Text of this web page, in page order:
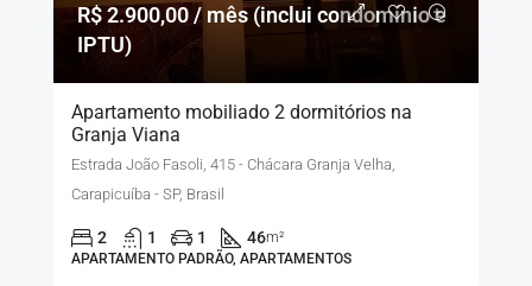
R$ 2.900,00 / mês (inclui condomínio e
IPTU)
Apartamento mobiliado 2 dormitórios na
Granja Viana
Estrada João Fasoli, 415 - Chácara Granja Velha,
Carapicuíba - SP, Brasil
2 1 1 46m²
APARTAMENTO PADRÃO, APARTAMENTOS